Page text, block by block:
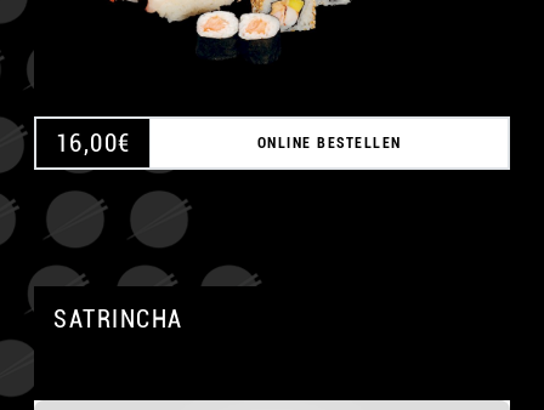
16,00€ ONLINE BESTELLEN
SATRINCHA